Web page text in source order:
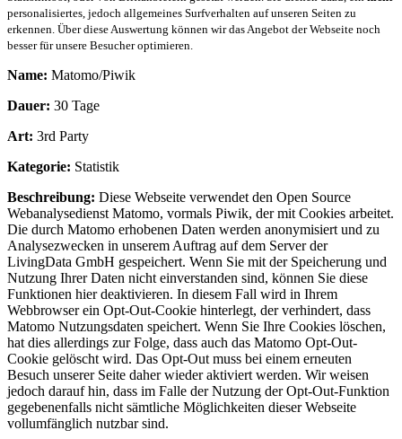
personalisiertes, jedoch allgemeines Surfverhalten auf unseren Seiten zu
erkennen. Über diese Auswertung können wir das Angebot der Webseite noch
besser für unsere Besucher optimieren.
Name: Matomo/Piwik
Dauer: 30 Tage
Art: 3rd Party
Kategorie: Statistik
Beschreibung: Diese Webseite verwendet den Open Source
Webanalysedienst Matomo, vormals Piwik, der mit Cookies arbeitet.
Die durch Matomo erhobenen Daten werden anonymisiert und zu
Analysezwecken in unserem Auftrag auf dem Server der
LivingData GmbH gespeichert. Wenn Sie mit der Speicherung und
Nutzung Ihrer Daten nicht einverstanden sind, können Sie diese
Funktionen hier deaktivieren. In diesem Fall wird in Ihrem
Webbrowser ein Opt-Out-Cookie hinterlegt, der verhindert, dass
Matomo Nutzungsdaten speichert. Wenn Sie Ihre Cookies löschen,
hat dies allerdings zur Folge, dass auch das Matomo Opt-Out-
Cookie gelöscht wird. Das Opt-Out muss bei einem erneuten
Besuch unserer Seite daher wieder aktiviert werden. Wir weisen
jedoch darauf hin, dass im Falle der Nutzung der Opt-Out-Funktion
gegebenenfalls nicht sämtliche Möglichkeiten dieser Webseite
vollumfänglich nutzbar sind.